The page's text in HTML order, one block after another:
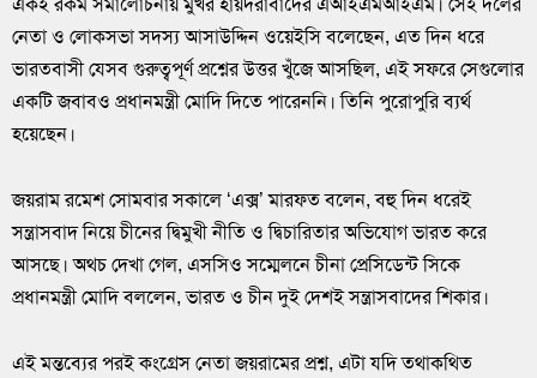
নেতা ও লোকসভা সদস্য আসাউদ্দিন ওয়েইসি বলেছেন, এত দিন ধরে
ভারতবাসী যেসব গুরুত্বপূর্ণ প্রশ্নের উত্তর খুঁজে আসছিল, এই সফরে সেগুলোর
একটি জবাবও প্রধানমন্ত্রী মোদি দিতে পারেননি। তিনি পুরোপুরি ব্যর্থ
হয়েছেন।
জয়রাম রমেশ সোমবার সকালে ‘এক্স’ মারফত বলেন, বহু দিন ধরেই
সন্ত্রাসবাদ নিয়ে চীনের দ্বিমুখী নীতি ও দ্বিচারিতার অভিযোগ ভারত করে
আসছে। অথচ দেখা গেল, এসসিও সম্মেলনে চীনা প্রেসিডেন্ট সিকে
প্রধানমন্ত্রী মোদি বললেন, ভারত ও চীন দুই দেশই সন্ত্রাসবাদের শিকার।
এই মন্তব্যের পরই কংগ্রেস নেতা জয়রামের প্রশ্ন, এটা যদি তথাকথিত